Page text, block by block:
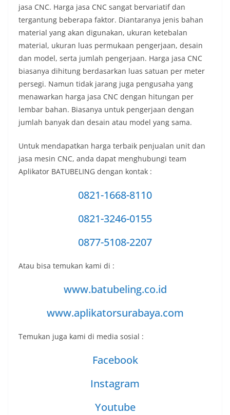
jasa CNC. Harga jasa CNC sangat bervariatif dan
tergantung beberapa faktor. Diantaranya jenis bahan
material yang akan digunakan, ukuran ketebalan
material, ukuran luas permukaan pengerjaan, desain
dan model, serta jumlah pengerjaan. Harga jasa CNC
biasanya dihitung berdasarkan luas satuan per meter
persegi. Namun tidak jarang juga pengusaha yang
menawarkan harga jasa CNC dengan hitungan per
lembar bahan. Biasanya untuk pengerjaan dengan
jumlah banyak dan desain atau model yang sama.
Untuk mendapatkan harga terbaik penjualan unit dan
jasa mesin CNC, anda dapat menghubungi team
Aplikator BATUBELING dengan kontak :
0821-1668-8110
0821-3246-0155
0877-5108-2207
Atau bisa temukan kami di :
www.batubeling.co.id
www.aplikatorsurabaya.com
Temukan juga kami di media sosial :
Facebook
Instagram
Youtube